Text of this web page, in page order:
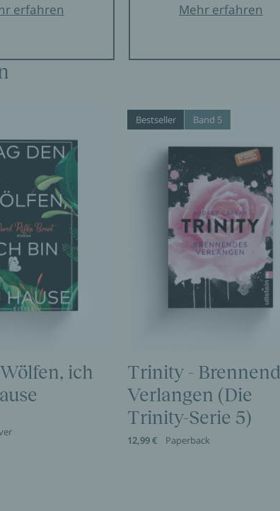
erfahren Mehr erfahren
ich
Bestseller Band 5
Trinity -
Verlangen (Die
Trinity-Serie 5)
12,99 € Paperback